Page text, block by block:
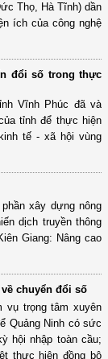
Thọ, Hà Tĩnh) dần
ích của công nghệ
đổi số trong thực
Vĩnh Phúc đã và
tỉnh để thực hiện
tế - xã hội vùng
xây dựng nông
dịch truyền thông
Giang: Nâng cao
chuyển đổi số
vụ trọng tâm xuyên
Quảng Ninh có sức
hội nhập toàn cầu;
thực hiện đồng bộ